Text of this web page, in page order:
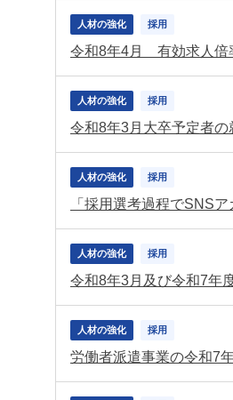
人材の強化 採用
令和8年4月 有効求人倍
人材の強化 採用
令和8年3月大卒予定者
人材の強化 採用
人材の強化 採用
令和8年3月及び令和7年
人材の強化 採用
労働者派遣事業の令和7